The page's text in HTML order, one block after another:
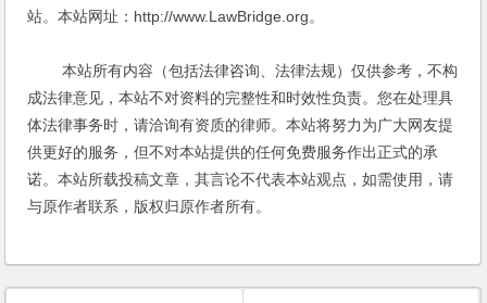
站。本站网址：http://www.LawBridge.org。
本站所有内容（包括法律咨询、法律法规）仅供参考，不构
成法律意见，本站不对资料的完整性和时效性负责。您在处理具
体法律事务时，请洽询有资质的律师。本站将努力为广大网友提
供更好的服务，但不对本站提供的任何免费服务作出正式的承
诺。本站所载投稿文章，其言论不代表本站观点，如需使用，请
与原作者联系，版权归原作者所有。